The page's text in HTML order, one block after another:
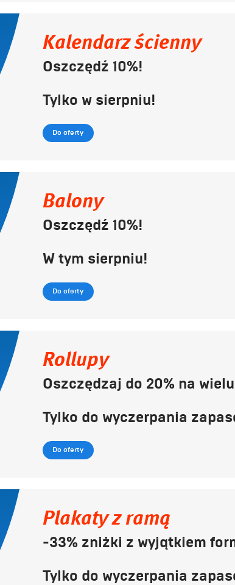
Kalendarz ścienny
Oszczędź 10%!
Tylko w sierpniu!
Do oferty
Balony
Oszczędź 10%!
W tym sierpniu!
Do oferty
Rollupy
Oszczędzaj do 20% na
Tylko do wyczerpania
Do oferty
Plakaty z ramą
-33% zniżki z wyjątkiem
Tylko do wyczerpania